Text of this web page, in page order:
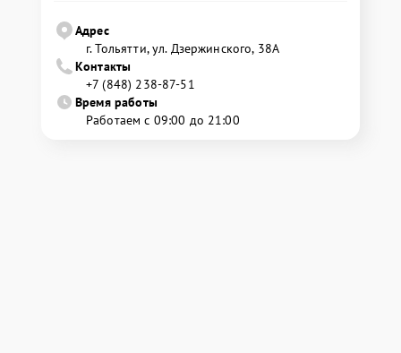
Адрес
г. Тольятти, ул. Дзержинского, 38А
Контакты
+7 (848) 238-87-51
Время работы
Работаем с 09:00 до 21:00